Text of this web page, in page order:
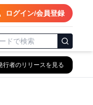
ログイン/会員登録
行者のリリースを見る